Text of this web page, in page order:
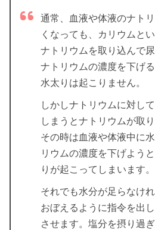
通常、血液や体液のナト
くなっても、カリウムと
ナトリウムを取り込んで
ナトリウムの濃度を下げ
水太りは起こりません。
しかしナトリウムに対し
しまうとナトリウムが取
その時は血液や体液中に
リウムの濃度を下げよう
りが起こってしまいます。
それでも水分が足らなけ
おぼえるように指令を出
させます。塩分を摂り過